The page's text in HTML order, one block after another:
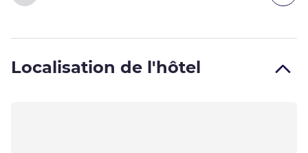
Localisation de l'hôtel